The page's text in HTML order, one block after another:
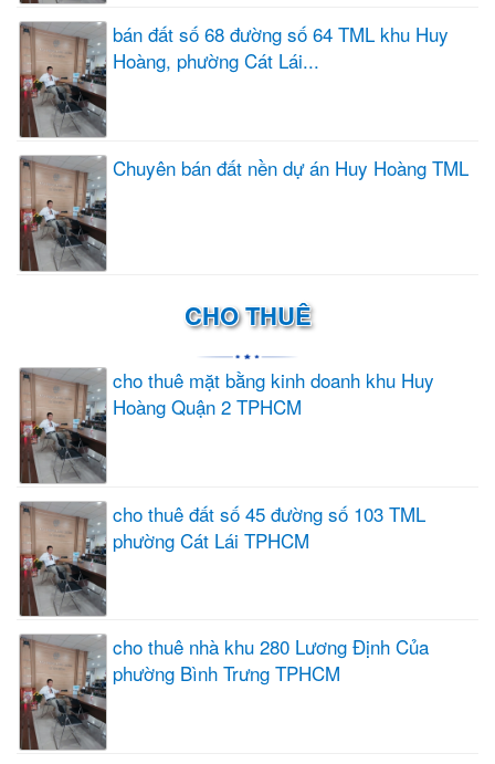
bán đất số 68 đường số 64 TML khu Huy
Hoàng, phường Cát Lái...
Chuyên bán đất nền dự án Huy Hoàng TML
CHO THUÊ
cho thuê mặt bằng kinh doanh khu Huy
Hoàng Quận 2 TPHCM
cho thuê đất số 45 đường số 103 TML
phường Cát Lái TPHCM
cho thuê nhà khu 280 Lương Định Của
phường Bình Trưng TPHCM